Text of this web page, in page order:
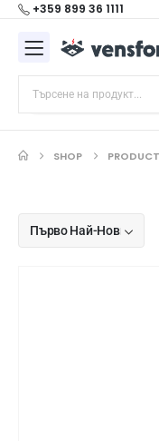
+359 899 36 1111
SHOP